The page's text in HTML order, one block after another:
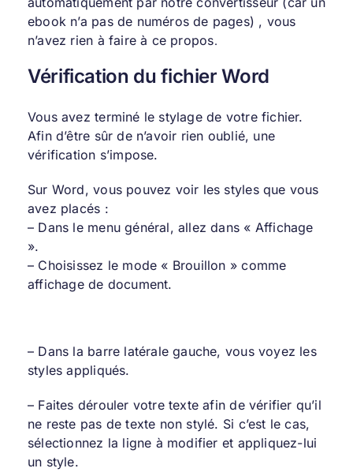
ebook n’a pas de numéros de pages) , vous
n’avez rien à faire à ce propos.
Vérification du fichier Word
Vous avez terminé le stylage de votre fichier.
Afin d’être sûr de n’avoir rien oublié, une
vérification s’impose.
Sur Word, vous pouvez voir les styles que vous
avez placés :
– Dans le menu général, allez dans « Affichage
».
– Choisissez le mode « Brouillon » comme
affichage de document.
– Dans la barre latérale gauche, vous voyez les
styles appliqués.
– Faites dérouler votre texte afin de vérifier qu’il
ne reste pas de texte non stylé. Si c’est le cas,
sélectionnez la ligne à modifier et appliquez-lui
un style.